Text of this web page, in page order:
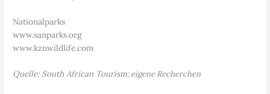
Nationalparks
www.sanparks.org
www.kznwildlife.com
Quelle: South African Tourism; eigene Recherchen